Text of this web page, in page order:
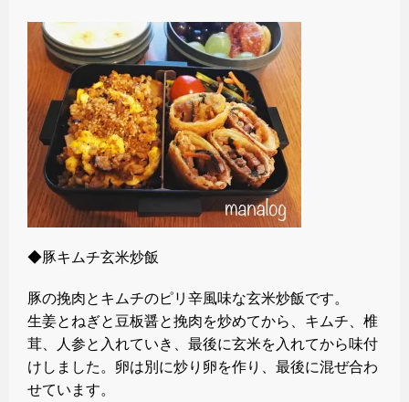
◆豚キムチ玄米炒飯
豚の挽肉とキムチのピリ辛風味な玄米炒飯です。
生姜とねぎと豆板醤と挽肉を炒めてから、キムチ、椎
茸、人参と入れていき、最後に玄米を入れてから味付
けしました。卵は別に炒り卵を作り、最後に混ぜ合わ
せています。